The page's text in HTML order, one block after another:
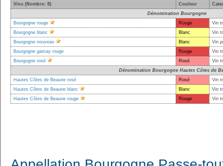
Vins (Nombre: 8) Couleur
Dénomination Bourgogne
Bourgogne rouge
Rouge
Vin
Bourgogne blanc
Blanc
Vin
Bourgogne nouveau
Blanc
Vin
Bourgogne gamay rouge
Rouge
Vin
Bourgogne rosé
Rosé
Vin
Dénomination Bourgogne Hautes Côtes de
Hautes Côtes de Beaune rosé
Rosé
Vin
Hautes Côtes de Beaune blanc
Blanc
Vin
Hautes Côtes de Beaune rouge
Rouge Vin